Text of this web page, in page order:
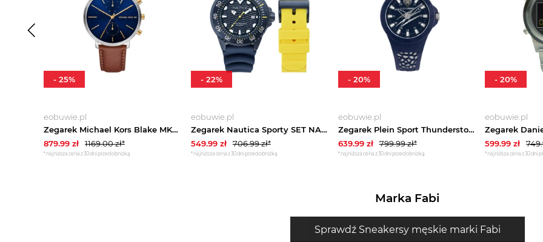
eobuwie.pl
Zegarek Michael Kors Blake MK9209 Brązowy
879.99 zł 1169.00zł*
*najniższa cena z 30 dni przed obniżką
- 25%
eobuwie.pl
Zegarek Nautica Sporty SET NAPSDS506 Granatowy
549.99zł 706.99zł*
*najniższa cena z 30 dni przed obniżką
- 22%
eobuwie.pl
Zegarek Plein Sport Thunderstorm PSBBA0223 Niebieski
639.99zł 799.99zł*
*najniższa cena z 30 dni przed obniżką
- 20%
eobuwie.pl
599.99 zł
*najniższa cena z 30 dni
-20%
Marka Fabi
Sprawdź Sneakersy męskie marki Fabi